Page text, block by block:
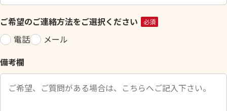
ー
ル
ド
空
の
ご希望のご連絡方法をご選択ください 必須
電話
メール
備考欄